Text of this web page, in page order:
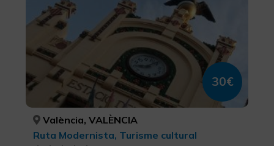
30€
València, VALÈNCIA
Ruta Modernista, Turisme cultural